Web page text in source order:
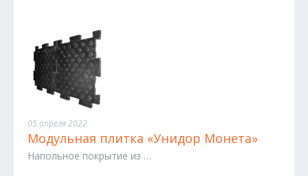
05 апреля 2022
Модульная плитка «Унидор Монета»
Напольное покрытие из …